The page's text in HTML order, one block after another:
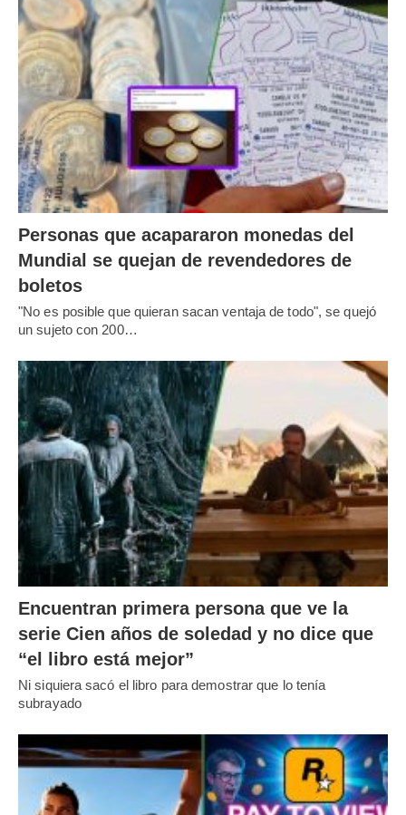
Personas que acapararon monedas del
Mundial se quejan de revendedores de
boletos
"No es posible que quieran sacan ventaja de todo", se quejó
un sujeto con 200…
Encuentran primera persona que ve la
serie Cien años de soledad y no dice que
“el libro está mejor”
Ni siquiera sacó el libro para demostrar que lo tenía
subrayado